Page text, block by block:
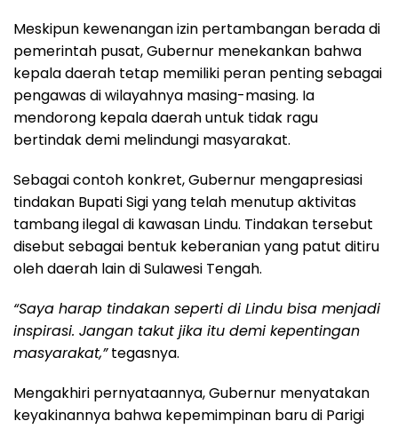
Meskipun kewenangan izin pertambangan berada di
pemerintah pusat, Gubernur menekankan bahwa
kepala daerah tetap memiliki peran penting sebagai
pengawas di wilayahnya masing-masing. Ia
mendorong kepala daerah untuk tidak ragu
bertindak demi melindungi masyarakat.
Sebagai contoh konkret, Gubernur mengapresiasi
tindakan Bupati Sigi yang telah menutup aktivitas
tambang ilegal di kawasan Lindu. Tindakan tersebut
disebut sebagai bentuk keberanian yang patut ditiru
oleh daerah lain di Sulawesi Tengah.
“Saya harap tindakan seperti di Lindu bisa menjadi
inspirasi. Jangan takut jika itu demi kepentingan
masyarakat,”tegasnya.
Mengakhiri pernyataannya, Gubernur menyatakan
keyakinannya bahwa kepemimpinan baru di Parigi